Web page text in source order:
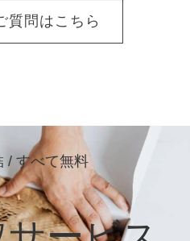
質問はこちら
/ すべて無料